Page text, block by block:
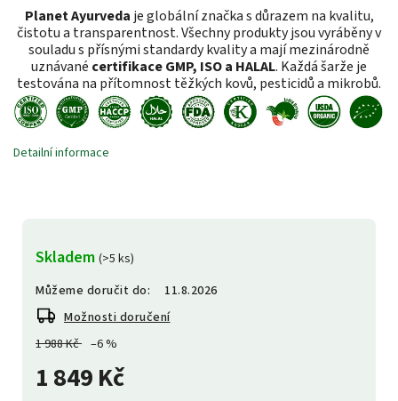
1 988 Kč –6 %
1 849 Kč
Skladem (>5 ks)
Můžeme doručit do:
11.8.2026
Možnosti doručení
Planet Ayurveda je globální značka s důrazem na kvalitu,
čistotu a transparentnost. Všechny produkty jsou vyráběny v
souladu s přísnými standardy kvality a mají mezinárodně
uznávané certifikace GMP, ISO a HALAL. Každá šarže je
testována na přítomnost těžkých kovů, pesticidů a mikrobů.
Detailní informace